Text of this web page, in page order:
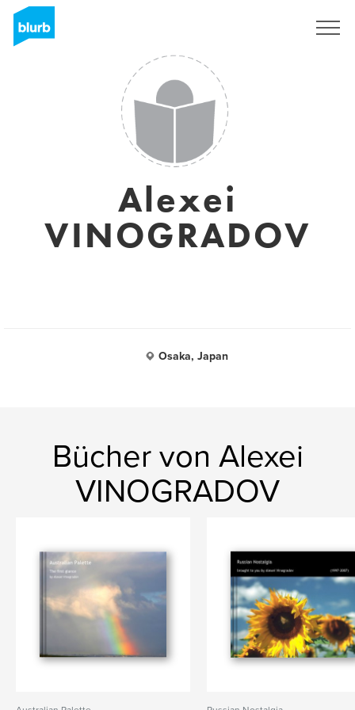
Alexei
VINOGRADOV
Osaka, Japan
Bücher von Alexei
VINOGRADOV